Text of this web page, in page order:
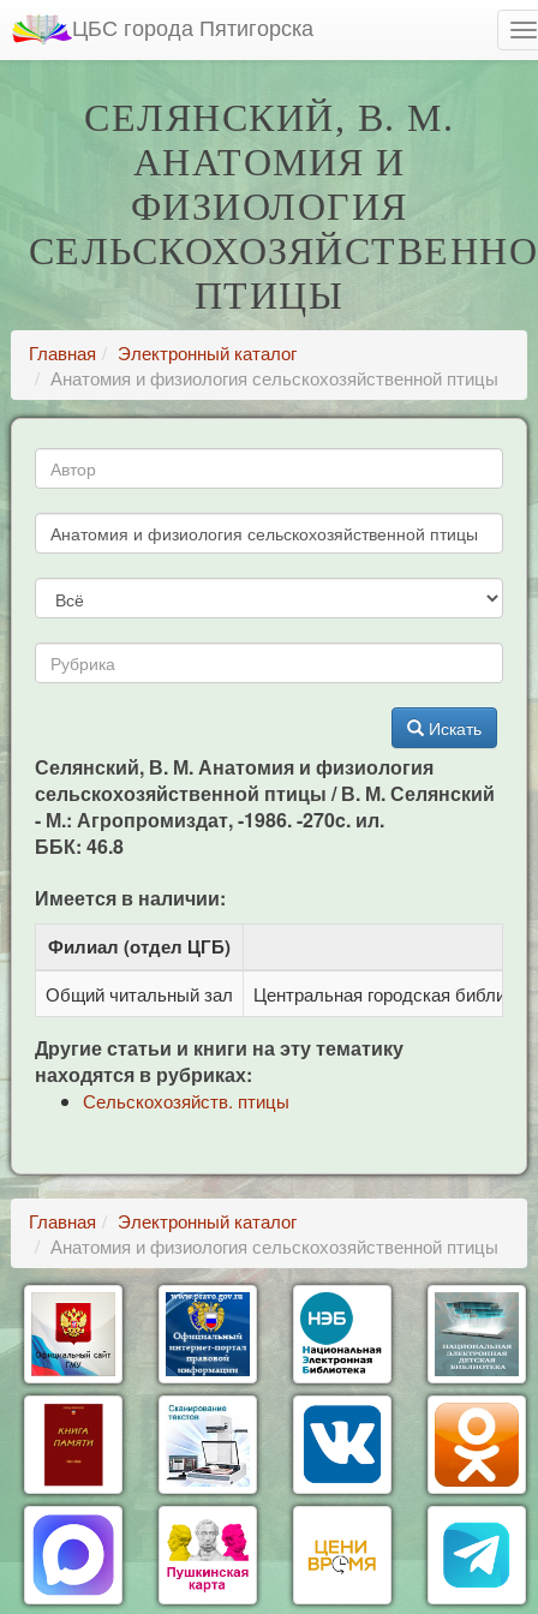
ЦБС города Пятигорска
СЕЛЯНСКИЙ, В. М.
АНАТОМИЯ И
ФИЗИОЛОГИЯ
ПТИЦЫ
Главная
Электронный каталог
Анатомия и физиология сельскохозяйственной птицы
Искать
Селянский, В. М. Анатомия и физиология
сельскохозяйственной птицы / В. М. Селянский
- М.: Агропромиздат, -1986. -270c. ил.
ББК: 46.8
Имеется в наличии:
Филиал (отдел ЦГБ)
Общий читальный зал Центральная городская
Другие статьи и книги на эту тематику
находятся в рубриках:
Сельскохозяйств. птицы
Главная
Электронный каталог
Анатомия и физиология сельскохозяйственной птицы